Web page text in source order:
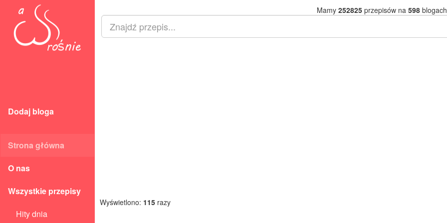
Dodaj bloga
Strona główna
O nas
Wszystkie przepisy
Hity dnia
Mamy 252825przepisów na 598
Wyświetlono: 115 razy